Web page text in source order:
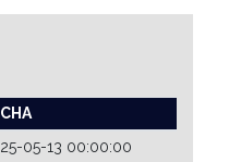
05-13 00:00:00